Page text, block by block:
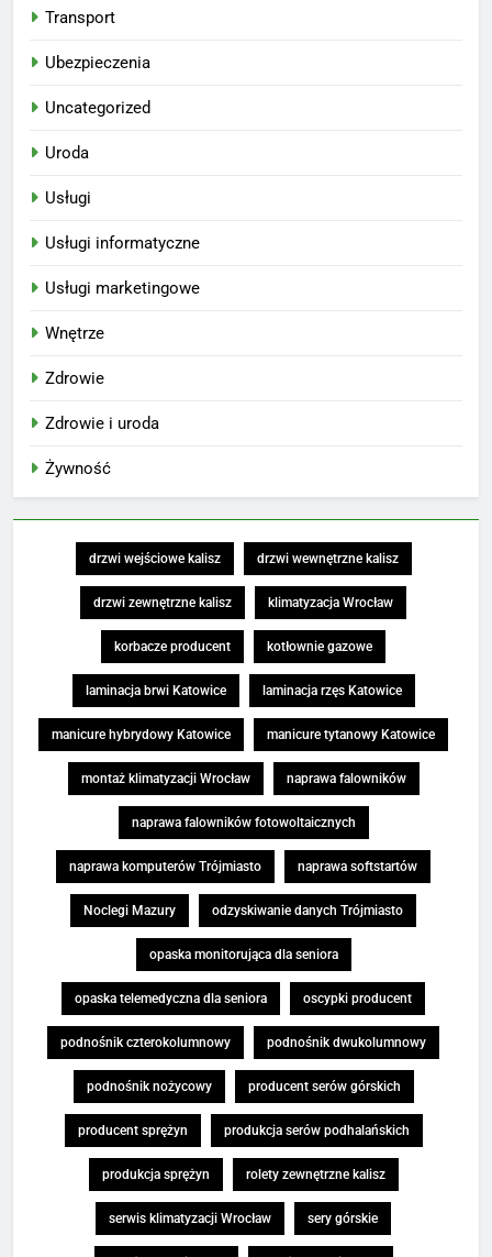
Transport
Ubezpieczenia
Uncategorized
Uroda
Usługi
Usługi informatyczne
Usługi marketingowe
Wnętrze
Zdrowie
Zdrowie i uroda
Żywność
drzwi wejściowe kalisz drzwi wewnętrzne kalisz
drzwi zewnętrzne kalisz klimatyzacja Wrocław
korbacze producent kotłownie gazowe
laminacja brwi Katowice laminacja rzęs Katowice
manicure hybrydowy Katowice manicure tytanowy Katowice
montaż klimatyzacji Wrocław naprawa falowników
naprawa falowników fotowoltaicznych
naprawa komputerów Trójmiasto naprawa softstartów
Noclegi Mazury odzyskiwanie danych Trójmiasto
opaska monitorująca dla seniora
opaska telemedyczna dla seniora oscypki producent
podnośnik czterokolumnowy podnośnik dwukolumnowy
podnośnik nożycowy producent serów górskich
producent sprężyn produkcja serów podhalańskich
produkcja sprężyn rolety zewnętrzne kalisz
serwis klimatyzacji Wrocław sery górskie